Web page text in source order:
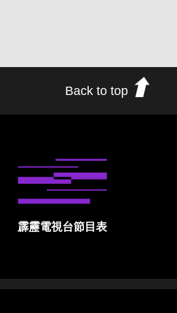
Back to top
霹靂電視台節目表